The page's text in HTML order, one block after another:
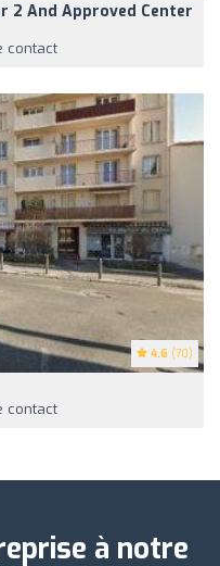
2 And Approved Center
contact
4.6 (70)
contact
à notre